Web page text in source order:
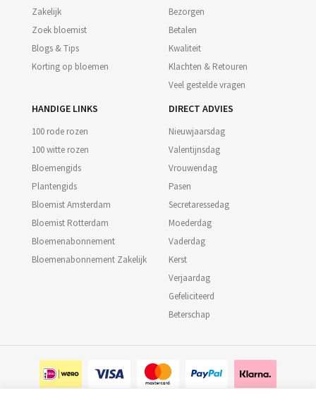
Zakelijk
Zoek bloemist
Blogs & Tips
Korting op bloemen
Bezorgen
Betalen
Kwaliteit
Klachten & Retouren
Veel gestelde vragen
HANDIGE LINKS
100 rode rozen
100 witte rozen
Bloemengids
Plantengids
Bloemist Amsterdam
Bloemist Rotterdam
Bloemenabonnement
Bloemenabonnement Zakelijk
DIRECT ADVIES
Nieuwjaarsdag
Valentijnsdag
Vrouwendag
Pasen
Secretaressedag
Moederdag
Vaderdag
Kerst
Verjaardag
Gefeliciteerd
Beterschap